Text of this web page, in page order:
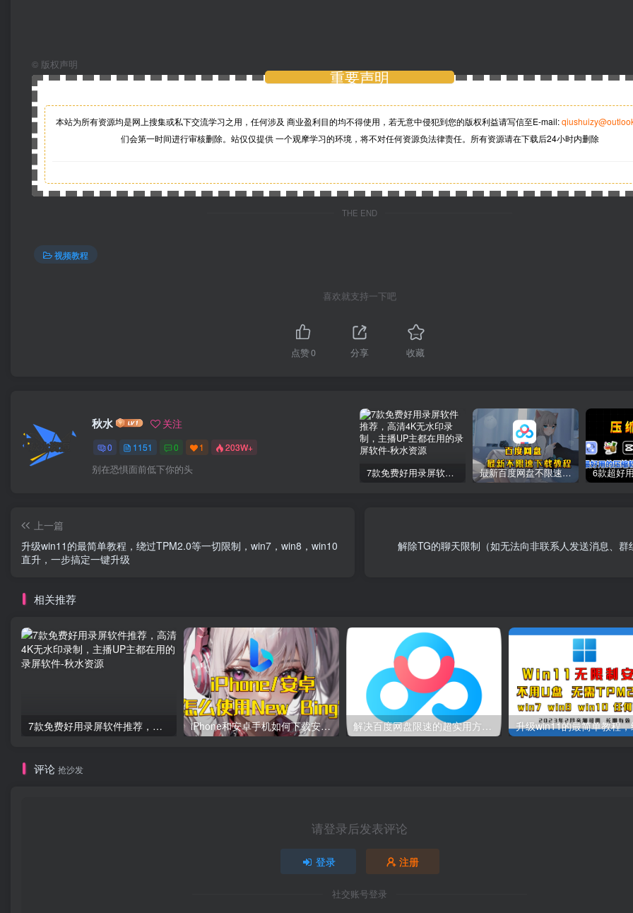
© 版权声明
重要声明
本站为所有资源均是网上搜集或私下交流学习之用，任何涉及 商业盈利目的均不得使用，若无意中侵犯到您的版权利益请写信至E-mail:
们会第一时间进行审核删除。站仅仅提供 一个观摩学习的环境，将不对任何资源负法律责任。所有资源请在下载后24小时内删除
THE END
视频教程
喜欢就支持一下吧
点赞0 分享 收藏
秋水 关注
0 1151 0 1 203W+
别在恐惧面前低下你的头 7款免费好用录屏软件推荐，高清4K无水印录制，主播UP主都在用的录屏软件 最新百度网盘不限速下载教程
上一篇
升级win11的最简单教程，绕过TPM2.0等一切限制，win7，win8，win10
直升，一步搞定一键升级
解除TG的聊天限制（如无法向非联系人发送消息、群
相关推荐
7款免费好用录屏软件推荐，高清4K无水印录制，主播UP主都在用的录屏软件 iPhone和安卓手机如何下载安装和使用new bing!
评论 抢沙发
请登录后发表评论
登录 注册
社交账号登录